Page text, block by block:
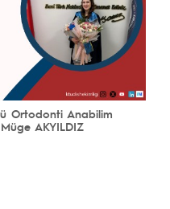
Ortodonti Anabilim
AKYILDIZ